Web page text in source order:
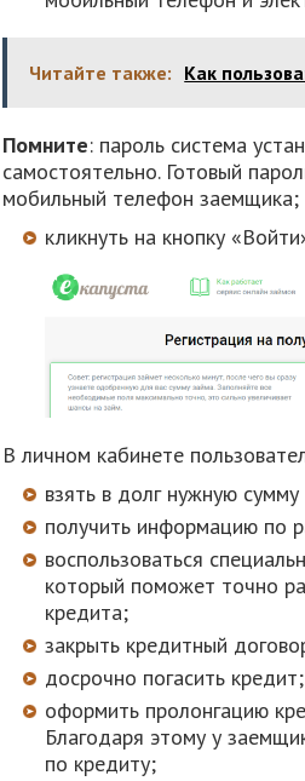
Читайте также: Как
Помните: пароль система
самостоятельно. Готовый
мобильный телефон заемщика;
кликнуть на кнопку
В личном кабинете
взять в долг нужную сумму
получить информацию по
воспользоваться
который поможет точно
кредита;
закрыть кредитный
досрочно погасить кредит;
оформить пролонгацию
Благодаря этому у
по кредиту;